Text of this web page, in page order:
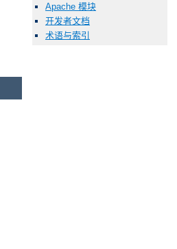
Apache 模块
开发者文档
术语与索引